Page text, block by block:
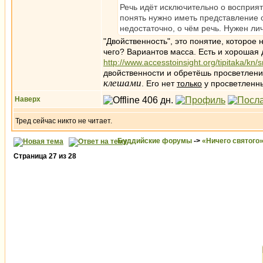
Речь идёт исключительно о
понять нужно иметь представление
недостаточно, о чём речь. Нужен
"Двойственность", это понятие,
чего? Вариантов масса. Есть и хорошая
http://www.accesstoinsight.org/tipitaka/kn/
двойственности и обретёшь
клешами . Его неттолько у
Наверх
Тред сейчас никто не читает.
Буддийские форумы -> «Ничего святого»
Страница 27 из 28